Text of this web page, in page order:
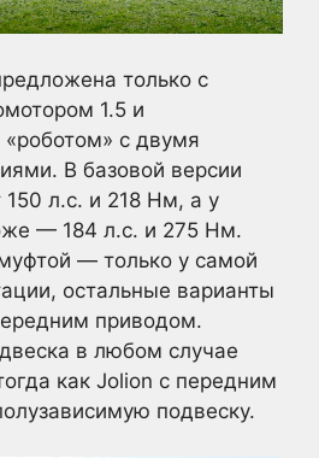
только с
1.5 и
с двумя
В базовой версии
150 л.с. и 218 Нм, а у
— 184 л.с. и 275 Нм.
— только у самой
остальные варианты
приводом.
в любом случае
как Jolion с передним
подвеску.